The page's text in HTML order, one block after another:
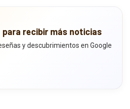
para recibir más noticias
y descubrimientos en Google